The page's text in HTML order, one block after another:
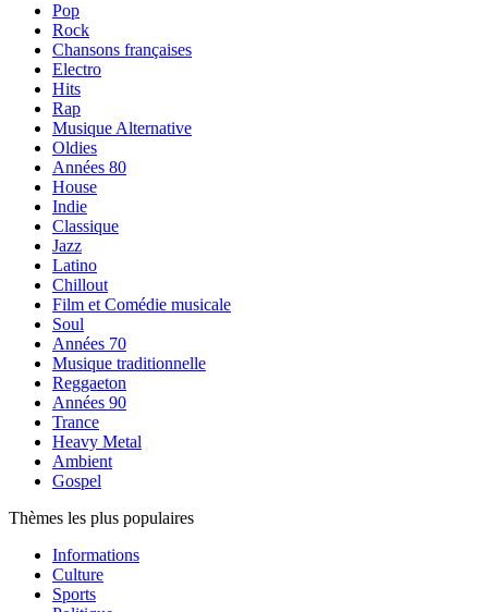
Pop
Rock
Chansons françaises
Electro
Hits
Rap
Musique Alternative
Oldies
Années 80
House
Indie
Classique
Jazz
Latino
Chillout
Film et Comédie musicale
Soul
Années 70
Musique traditionnelle
Reggaeton
Années 90
Trance
Heavy Metal
Ambient
Gospel
Thèmes les plus populaires
Informations
Culture
Sports